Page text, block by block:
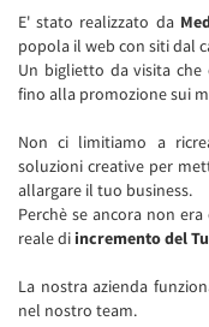
E' stato realizzato da
popola il web con siti dal
Un biglietto da visita
fino alla promozione sui
Non ci limitiamo a
soluzioni creative per
allargare il tuo business.
Perchè se ancora non
reale diincremento del
La nostra azienda
nel nostro team.